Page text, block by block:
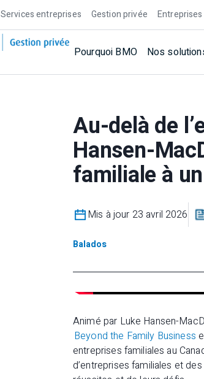
Services entreprises Gestion privée Entreprises
Pourquoi BMO Nos
Au-delà de
Hansen-
familiale à
Mis à jour 23 avril 2026
Balados
Animé par Luke Hansen-
Beyond the Family Business
entreprises familiales au
d’entreprises familiales et